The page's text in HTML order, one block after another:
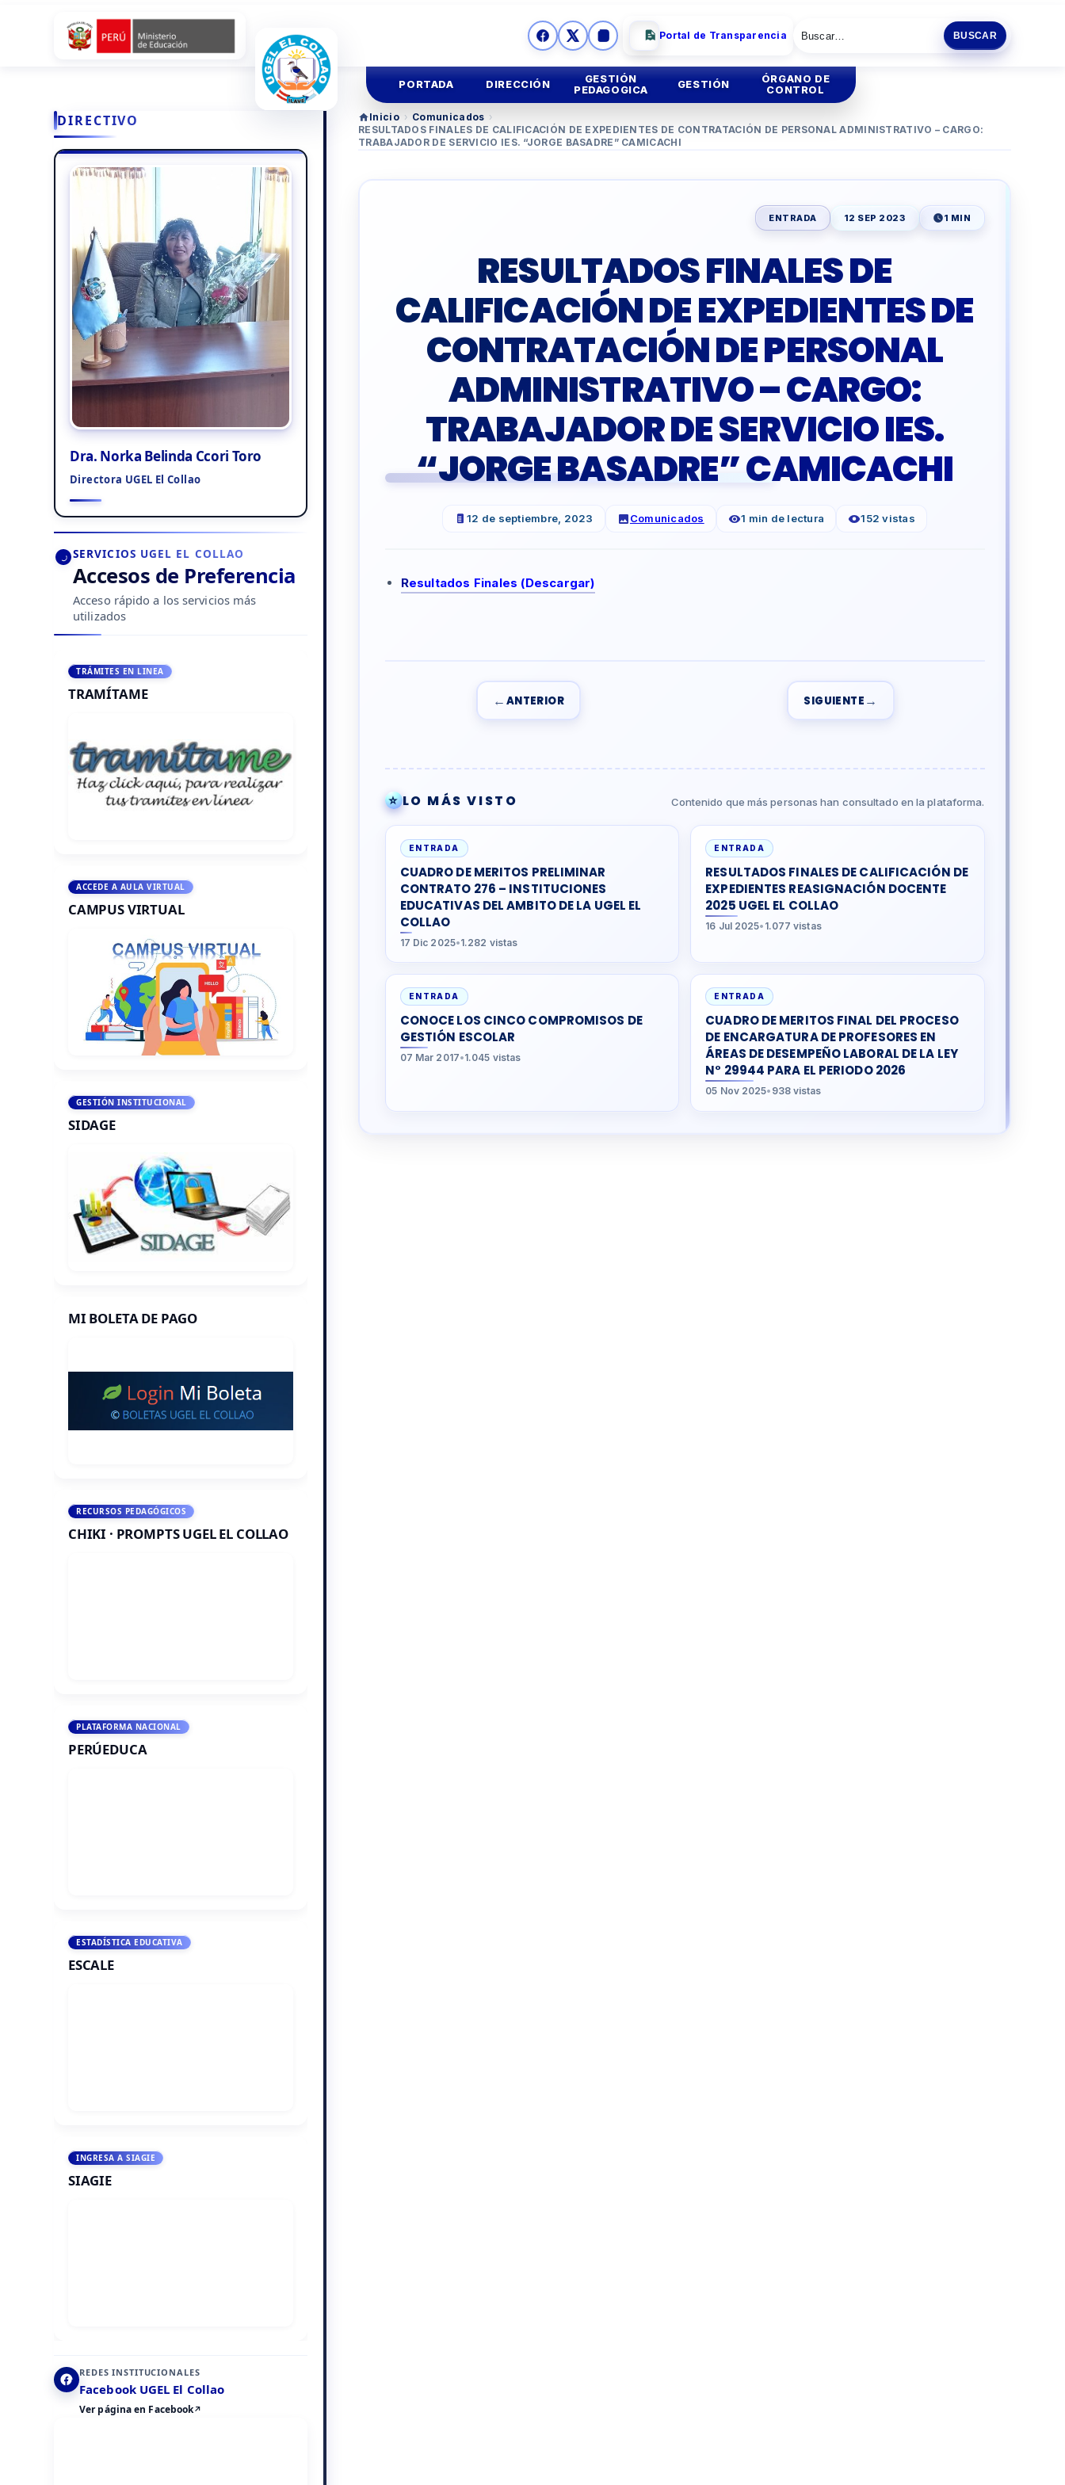
Portal de Transparencia BUSCAR
PORTADA DIRECCIÓN
Mision yVision
GESTIÓN
PEDAGOGICA
EducaciónInicial
EducaciónPrimaria
TUTORIA Y CONVIVENCIAESCOLAR
EDUCACIÓN TÉCNICOPRODUCTIVA
TALLERDOCENTES
GESTIÓN
GestiónInstitucional
ÓRGANO DE
CONTROL
DIRECTIVO
Dra. Norka Belinda Ccori Toro
Directora UGEL El Collao
SERVICIOS UGEL EL COLLAO
Accesos de Preferencia
Acceso rápido a los servicios más
utilizados
TRÁMITES EN LINEA
TRAMÍTAME
ACCEDE A AULA VIRTUAL
CAMPUS VIRTUAL
GESTIÓN INSTITUCIONAL
SIDAGE
MI BOLETA DE PAGO
RECURSOS PEDAGÓGICOS
CHIKI · PROMPTS UGEL EL COLLAO
PLATAFORMA NACIONAL
PERÚEDUCA
ESTADÍSTICA EDUCATIVA
ESCALE
INGRESA A SIAGIE
SIAGIE
REDES INSTITUCIONALES
Facebook UGEL El Collao
Ver página en Facebook
Inicio › Comunicados ›
RESULTADOS FINALES DE CALIFICACIÓN DE EXPEDIENTES DE CONTRATACIÓN DE PERSONAL ADMINISTRATIVO – CARGO:
TRABAJADOR DE SERVICIO IES. “JORGE BASADRE” CAMICACHI
ENTRADA 12 SEP 2023 1 MIN
RESULTADOS FINALES DE
CALIFICACIÓN DE EXPEDIENTES DE
CONTRATACIÓN DE PERSONAL
ADMINISTRATIVO – CARGO:
TRABAJADOR DE SERVICIO IES.
“JORGE BASADRE” CAMICACHI
12 de septiembre, 2023 Comunicados 1 min de lectura 152 vistas
Resultados Finales (Descargar)
← ANTERIOR SIGUIENTE →
⭐LO MÁS VISTO Contenido que más personas han consultado en la plataforma.
ENTRADA
CUADRO DE MERITOS PRELIMINAR
CONTRATO 276 – INSTITUCIONES
EDUCATIVAS DEL AMBITO DE LA UGEL EL
COLLAO
17 Dic 2025•1.282 vistas
ENTRADA
RESULTADOS FINALES DE CALIFICACIÓN DE
EXPEDIENTES REASIGNACIÓN DOCENTE
2025 UGEL EL COLLAO
16 Jul 2025• 1.077 vistas
ENTRADA
CONOCE LOS CINCO COMPROMISOS DE
GESTIÓN ESCOLAR
07 Mar 2017•1.045 vistas
ENTRADA
CUADRO DE MERITOS FINAL DEL PROCESO
DE ENCARGATURA DE PROFESORES EN
ÁREAS DE DESEMPEÑO LABORAL DE LA LEY
N° 29944 PARA EL PERIODO 2026
05 Nov 2025• 938 vistas